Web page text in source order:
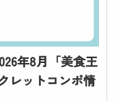
年8月「美食王
レットコンボ情